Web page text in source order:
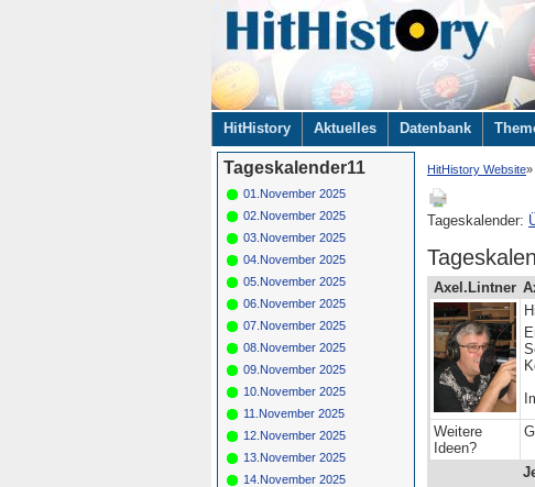
Navigation
überspringen
HitHistory Aktuelles Datenbank
HitHistory Website
Tageskalender:
Axel.Lintner
Weitere
Ideen?
Tageskalender11
01.November 2025
02.November 2025
03.November 2025
04.November 2025
05.November 2025
06.November 2025
07.November 2025
08.November 2025
09.November 2025
10.November 2025
11.November 2025
12.November 2025
13.November 2025
14.November 2025